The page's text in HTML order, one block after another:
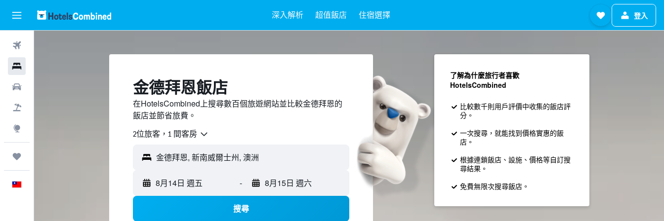
深入解析 超值飯店 住宿選擇 登入
金德拜恩飯店
在HotelsCombined上搜尋數百個旅遊網站並比較金德拜恩的
飯店並節省旅費。
2位旅客，1 間客房
金德拜恩, 新南威爾士州, 澳洲
8月14日 週五 - 8月15日 週六
搜尋
了解為什麼旅行者喜歡
HotelsCombined
比較數千則用戶評價中收集的飯店評
分。
一次搜尋，就能找到價格實惠的飯
店。
根據連鎖飯店、設施、價格等自訂搜
尋結果。
免費無限次搜尋飯店。